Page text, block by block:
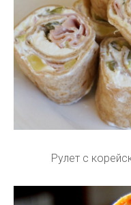
Рулет с